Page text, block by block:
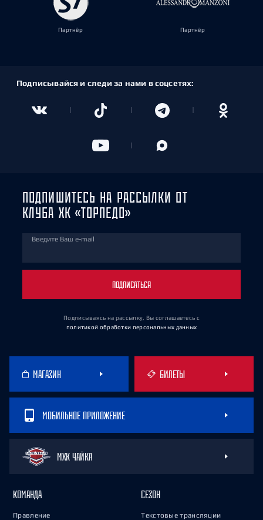
Партнёр Партнёр
Подписывайся и следи за нами в соцсетях:
ПОДПИШИТЕСЬ НА РАССЫЛКИ ОТ
КЛУБА ХК «ТОРПЕДО»
Введите Ваш e-mail
ПОДПИСАТЬСЯ
Подписываясь на рассылку, Вы соглашаетесь с
политикой обработки персональных данных
МАГАЗИН БИЛЕТЫ
МОБИЛЬНОЕ ПРИЛОЖЕНИЕ
МХК ЧАЙКА
КОМАНДА
Правление
СЕЗОН
Текстовые трансляции